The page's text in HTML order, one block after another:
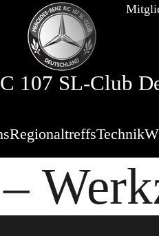
107 SL-Club
RegionaltreffsTechnik